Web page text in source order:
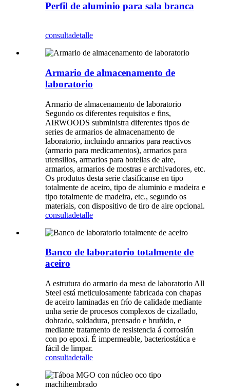
Perfil de aluminio para sala branca
consultadetalle
Armario de almacenamento de
laboratorio
Armario de almacenamento de laboratorio
Segundo os diferentes requisitos e fins,
AIRWOODS subministra diferentes tipos de
series de armarios de almacenamento de
laboratorio, incluíndo armarios para reactivos
(armario para medicamentos), armarios para
utensilios, armarios para botellas de aire,
armarios, armarios de mostras e archivadores, etc.
Os produtos desta serie clasifícanse en tipo
totalmente de aceiro, tipo de aluminio e madeira e
tipo totalmente de madeira, etc., segundo os
materiais, con dispositivo de tiro de aire opcional.
consultadetalle
Banco de laboratorio totalmente de
aceiro
A estrutura do armario da mesa de laboratorio All
Steel está meticulosamente fabricada con chapas
de aceiro laminadas en frío de calidade mediante
unha serie de procesos complexos de cizallado,
dobrado, soldadura, prensado e bruñido, e
mediante tratamento de resistencia á corrosión
con po epoxi. É impermeable, bacteriostática e
fácil de limpar.
consultadetalle